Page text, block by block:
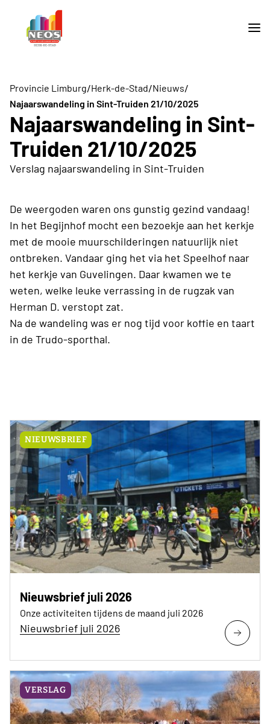
Provincie Limburg/Herk-de-Stad/Nieuws/
Najaarswandeling in Sint-Truiden 21/10/2025
Najaarswandeling in Sint-
Truiden 21/10/2025
Verslag najaarswandeling in Sint-Truiden
De weergoden waren ons gunstig gezind vandaag!
In het Begijnhof mocht een bezoekje aan het kerkje
met de mooie muurschilderingen natuurlijk niet
ontbreken. Vandaar ging het via het Speelhof naar
het kerkje van Guvelingen. Daar kwamen we te
weten, welke leuke verrassing in de rugzak van
Herman D. verstopt zat.
Na de wandeling was er nog tijd voor koffie en taart
in de Trudo-sporthal.
NIEUWSBRIEF
Nieuwsbrief juli 2026
Onze activiteiten tijdens de maand juli 2026
Nieuwsbrief juli 2026
VERSLAG